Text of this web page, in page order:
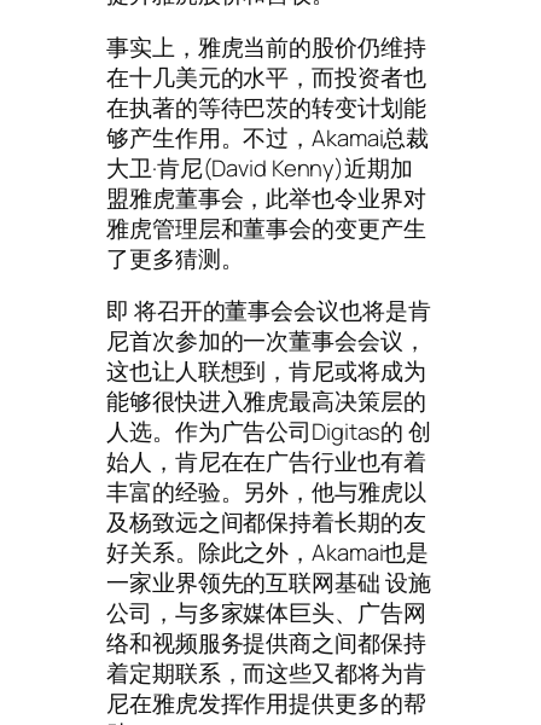
事实上，雅虎当前的股价仍维持
在十几美元的水平，而投资者也
在执著的等待巴茨的转变计划能
够产生作用。不过，Akamai总裁
大卫·肯尼(David Kenny)近期加
盟雅虎董事会，此举也令业界对
雅虎管理层和董事会的变更产生
了更多猜测。
即 将召开的董事会会议也将是肯
尼首次参加的一次董事会会议，
这也让人联想到，肯尼或将成为
能够很快进入雅虎最高决策层的
人选。作为广告公司Digitas的 创
始人，肯尼在在广告行业也有着
丰富的经验。另外，他与雅虎以
及杨致远之间都保持着长期的友
好关系。除此之外，Akamai也是
一家业界领先的互联网基础 设施
公司，与多家媒体巨头、广告网
络和视频服务提供商之间都保持
着定期联系，而这些又都将为肯
尼在雅虎发挥作用提供更多的帮